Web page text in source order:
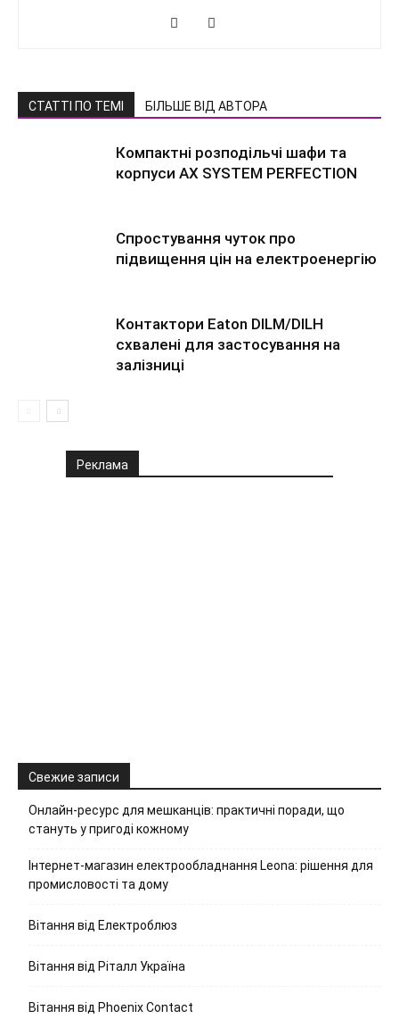
СТАТТІ ПО ТЕМІ БІЛЬШЕ ВІД АВТОРА
Компактні розподільчі шафи та
корпуси AX SYSTEM PERFECTION
Спростування чуток про
підвищення цін на електроенергію
Контактори Eaton DILM/DILH
схвалені для застосування на
залізниці
Реклама
Свежие записи
Онлайн-ресурс для мешканців: практичні поради, що
стануть у пригоді кожному
Інтернет-магазин електрообладнання Leona: рішення для
промисловості та дому
Вітання від Електроблюз
Вітання від Ріталл Україна
Вітання від Phoenix Contact